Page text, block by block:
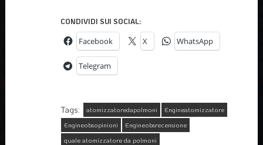
CONDIVIDI SUI SOCIAL:
Facebook X WhatsApp
Telegram
Tags: atomizzatoredapolmoni
Engineatomizzatore
Engineobsopinioni
Engineobsrecensione
quale atomizzatore da polmoni